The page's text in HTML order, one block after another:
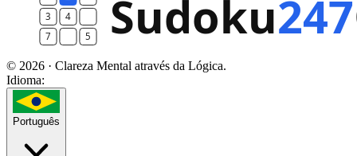
© 2026 · Clareza Mental através da Lógica.
Idioma:
Português